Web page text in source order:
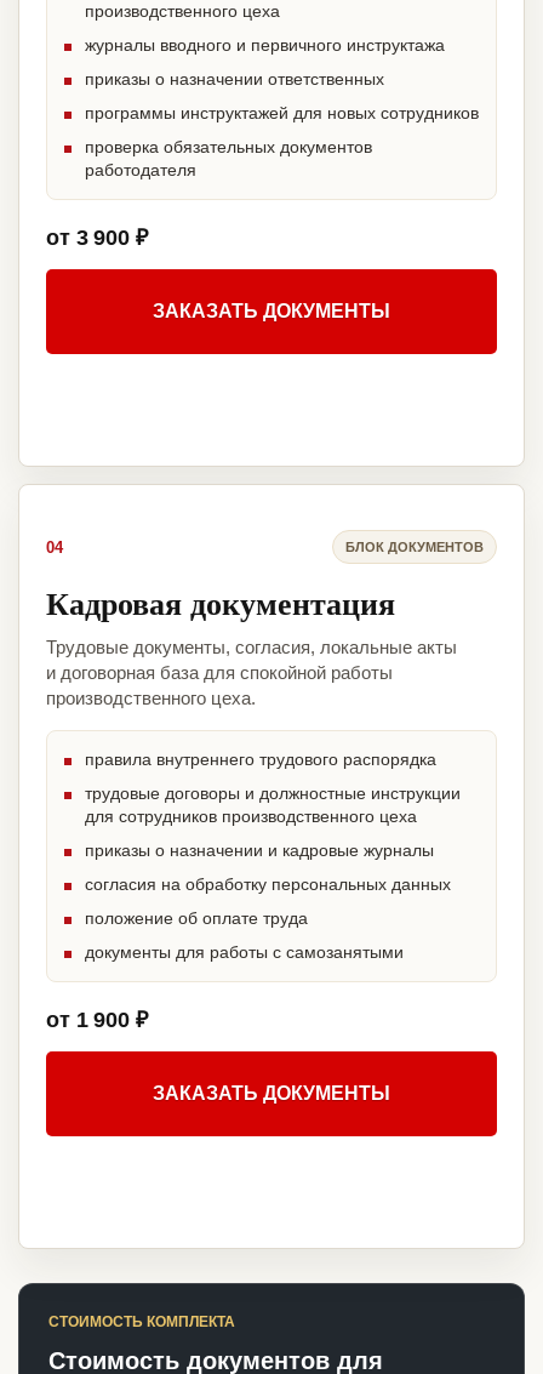
производственного цеха
журналы вводного и первичного инструктажа
приказы о назначении ответственных
программы инструктажей для новых сотрудников
проверка обязательных документов
работодателя
от 3 900 ₽
ЗАКАЗАТЬ ДОКУМЕНТЫ
04 БЛОК ДОКУМЕНТОВ
Кадровая документация
Трудовые документы, согласия, локальные акты
и договорная база для спокойной работы
производственного цеха.
правила внутреннего трудового распорядка
трудовые договоры и должностные инструкции
для сотрудников производственного цеха
приказы о назначении и кадровые журналы
согласия на обработку персональных данных
положение об оплате труда
документы для работы с самозанятыми
от 1 900 ₽
ЗАКАЗАТЬ ДОКУМЕНТЫ
СТОИМОСТЬ КОМПЛЕКТА
Стоимость документов для